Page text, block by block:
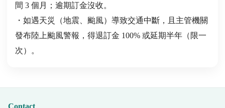
間 3 個月；逾期訂金沒收。
・如遇天災（地震、颱風）導致交通中斷，且主管機關
發布陸上颱風警報，得退訂金 100% 或延期半年（限一
次）。
Contact